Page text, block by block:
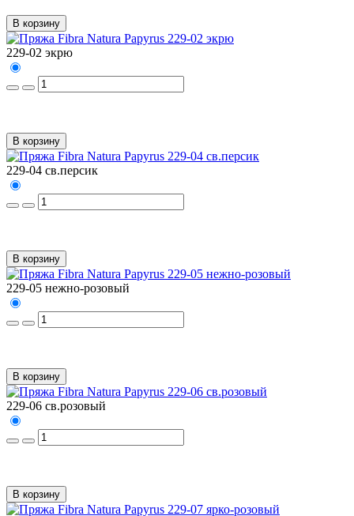
В корзину
229-02 экрю
В корзину
229-04 св.персик
В корзину
229-05 нежно-розовый
В корзину
229-06 св.розовый
В корзину